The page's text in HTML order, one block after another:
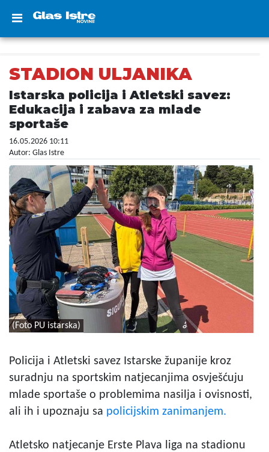
STADION ULJANIKA
Istarska policija i Atletski savez:
Edukacija i zabava za mlade
sportaše
16.05.2026 10:11
Autor: Glas Istre
(Foto PU istarska)
Policija i Atletski savez Istarske županije kroz
suradnju na sportskim natjecanjima osvješćuju
mlade sportaše o problemima nasilja i ovisnosti,
ali ih i upoznaju sa policijskim zanimanjem.
Atletsko natjecanje Erste Plava liga na stadionu